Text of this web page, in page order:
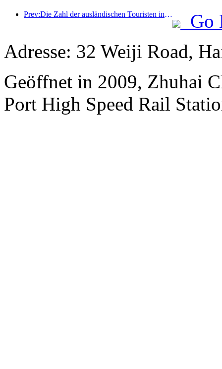
Prev:Die Zahl der ausländischen Touristen in China stieg im ersten Quartal um 40 %
Go
Adresse: 32 Weiji Road,
Geöffnet in 2009, Zhuhai
Port High Speed Rail